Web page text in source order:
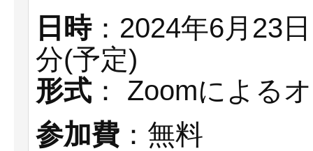
日時：2024年6月23
分(予定)
形式 ： Zoomによる
参加費 ：無料